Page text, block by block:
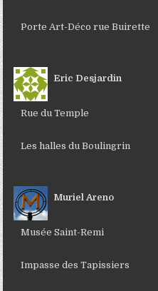
Porte Art-Déco rue Buirette
Eric Desjardin
Rue du Temple
Les halles du Boulingrin
Muriel Areno
Musée Saint-Remi
Impasse des Tapissiers